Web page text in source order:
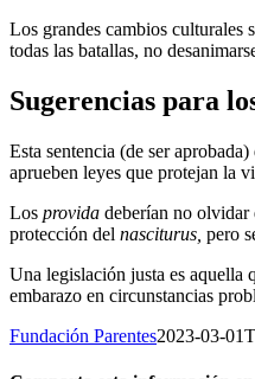
Los grandes cambios culturales
todas las batallas, no
Sugerencias para
Esta sentencia (de ser
aprueben leyes que protejan la
Los provida deberían no olvidar
protección del nasciturus, pero
Una legislación justa es aquella
embarazo en circunstancias
Fundación Parentes2023-03-